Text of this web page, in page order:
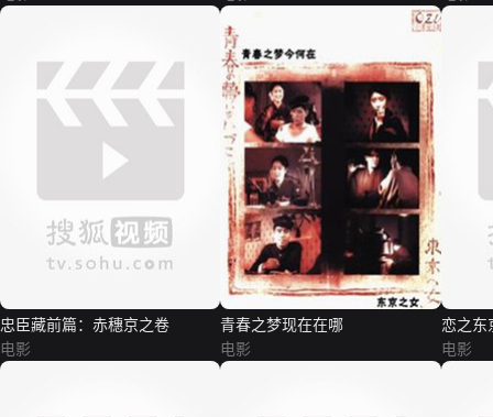
忠臣藏前篇：赤穗京之卷
电影
青春之梦现在在哪
电影
恋之东
电影